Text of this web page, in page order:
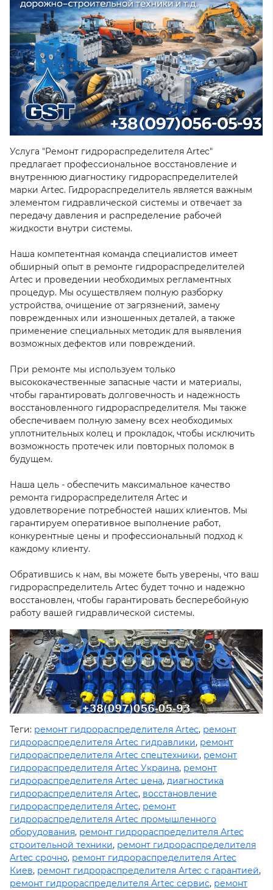
Услуга "Ремонт гидрораспределителя Artec"
предлагает профессиональное восстановление и
внутреннюю диагностику гидрораспределителей
марки Artec. Гидрораспределитель является важным
элементом гидравлической системы и отвечает за
передачу давления и распределение рабочей
жидкости внутри системы.
Наша компетентная команда специалистов имеет
обширный опыт в ремонте гидрораспределителей
Artec и проведении необходимых регламентных
процедур. Мы осуществляем полную разборку
устройства, очищение от загрязнений, замену
поврежденных или изношенных деталей, а также
применение специальных методик для выявления
возможных дефектов или повреждений.
При ремонте мы используем только
высококачественные запасные части и материалы,
чтобы гарантировать долговечность и надежность
восстановленного гидрораспределителя. Мы также
обеспечиваем полную замену всех необходимых
уплотнительных колец и прокладок, чтобы исключить
возможность протечек или повторных поломок в
будущем.
Наша цель - обеспечить максимальное качество
ремонта гидрораспределителя Artec и
удовлетворение потребностей наших клиентов. Мы
гарантируем оперативное выполнение работ,
конкурентные цены и профессиональный подход к
каждому клиенту.
Обратившись к нам, вы можете быть уверены, что ваш
гидрораспределитель Artec будет точно и надежно
восстановлен, чтобы гарантировать бесперебойную
работу вашей гидравлической системы.
Теги: ремонт гидрораспределителя Artec, ремонт
гидрораспределителя Artec гидравлики, ремонт
гидрораспределителя Artec спецтехники, ремонт
гидрораспределителя Artec Украина, ремонт
гидрораспределителя Artec цена, диагностика
гидрораспределителя Artec, восстановление
гидрораспределителя Artec, ремонт
гидрораспределителя Artec промышленного
оборудования, ремонт гидрораспределителя Artec
строительной техники, ремонт гидрораспределителя
Artec срочно, ремонт гидрораспределителя Artec
Киев, ремонт гидрораспределителя Artec с гарантией,
ремонт гидрораспределителя Artec сервис, ремонт